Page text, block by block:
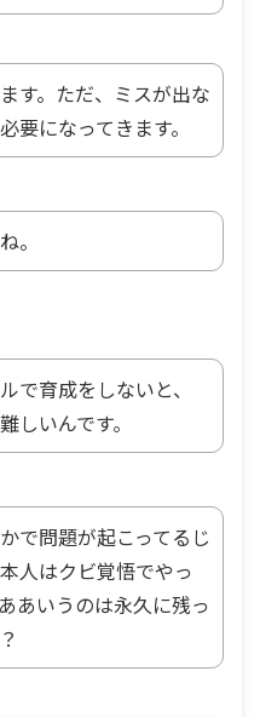
す。ただ、ミスが出な
要になってきます。
。
で育成をしないと、
しいんです。
で問題が起こってるじ
人はクビ覚悟でやっ
あいうのは永久に残っ